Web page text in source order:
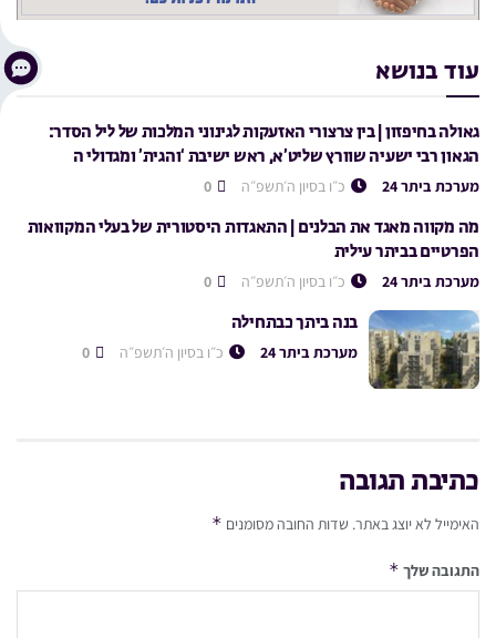
עוד בנושא
גאולה בחיפזון | בין צרצורי האזעקות לגינוני המלכות של ליל הסדר:
הגאון רבי ישעיה שוורץ שליט’א, ראש ישיבת ‘והגית’ ומגדולי ה
מערכת ביתר 24 כ״ו בסיון ה׳תשפ״ה
מה מקווה מאגד את הבלנים | התאגדות היסטורית של בעלי המקוואות
הפרטיים בביתר עילית
מערכת ביתר 24 כ״ו בסיון ה׳תשפ״ה
בנה ביתך כבתחילה
מערכת ביתר 24 כ״ו בסיון ה׳תשפ״ה
כתיבת תגובה
האימייל לא יוצג באתר. שדות החובה מסומנים *
התגובה שלך *